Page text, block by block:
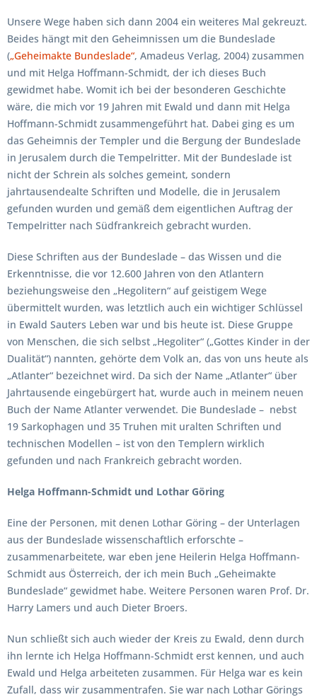
Unsere Wege haben sich dann 2004 ein weiteres Mal gekreuzt.
Beides hängt mit den Geheimnissen um die Bundeslade
(„Geheimakte Bundeslade“, Amadeus Verlag, 2004) zusammen
und mit Helga Hoffmann-Schmidt, der ich dieses Buch
gewidmet habe. Womit ich bei der besonderen Geschichte
wäre, die mich vor 19 Jahren mit Ewald und dann mit Helga
Hoffmann-Schmidt zusammengeführt hat. Dabei ging es um
das Geheimnis der Templer und die Bergung der Bundeslade
in Jerusalem durch die Tempelritter. Mit der Bundeslade ist
nicht der Schrein als solches gemeint, sondern
jahrtausendealte Schriften und Modelle, die in Jerusalem
gefunden wurden und gemäß dem eigentlichen Auftrag der
Tempelritter nach Südfrankreich gebracht wurden.
Diese Schriften aus der Bundeslade – das Wissen und die
Erkenntnisse, die vor 12.600 Jahren von den Atlantern
beziehungsweise den „Hegolitern“ auf geistigem Wege
übermittelt wurden, was letztlich auch ein wichtiger Schlüssel
in Ewald Sauters Leben war und bis heute ist. Diese Gruppe
von Menschen, die sich selbst „Hegoliter“ („Gottes Kinder in der
Dualität“) nannten, gehörte dem Volk an, das von uns heute als
„Atlanter“ bezeichnet wird. Da sich der Name „Atlanter“ über
Jahrtausende eingebürgert hat, wurde auch in meinem neuen
Buch der Name Atlanter verwendet. Die Bundeslade – nebst
19 Sarkophagen und 35 Truhen mit uralten Schriften und
technischen Modellen – ist von den Templern wirklich
gefunden und nach Frankreich gebracht worden.
Helga Hoffmann-Schmidt und Lothar Göring
Eine der Personen, mit denen Lothar Göring – der Unterlagen
aus der Bundeslade wissenschaftlich erforschte –
zusammenarbeitete, war eben jene Heilerin Helga Hoffmann-
Schmidt aus Österreich, der ich mein Buch „Geheimakte
Bundeslade“ gewidmet habe. Weitere Personen waren Prof. Dr.
Harry Lamers und auch Dieter Broers.
Nun schließt sich auch wieder der Kreis zu Ewald, denn durch
ihn lernte ich Helga Hoffmann-Schmidt erst kennen, und auch
Ewald und Helga arbeiteten zusammen. Für Helga war es kein
Zufall, dass wir zusammentrafen. Sie war nach Lothar Görings